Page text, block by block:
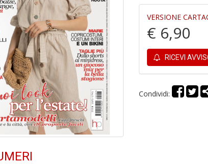
VERSIONE
€ 6,90
RICEVI
Condividi: